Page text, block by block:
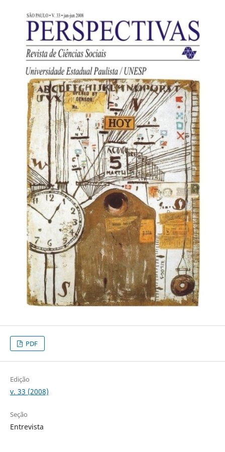
PDF
Edição
v. 33 (2008)
Seção
Entrevista